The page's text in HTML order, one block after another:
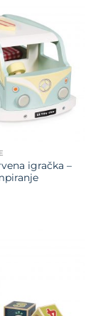
Dodajte
na listu
želja
igračka –